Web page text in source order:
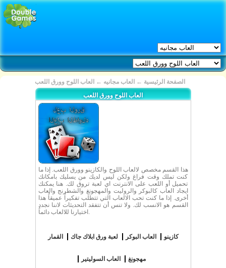
الصفحة الرئيسية ← العاب مجانيه ←
العاب اللوح وورق اللعب
العاب اللوح وورق اللعب
هذا القسم مخصص لالعاب اللوح والكازينو وورق اللعب. إذا ما
كنت تملك وقت فراغ ولكن ليس لديك من يسليك بامكانك
تحميل أو اللعب على الانترنت اي لعبة تروق لك. هنا يمكنك
ايجاد العاب كالبوكر والروليت والمهجونغ والشطرنج والعاب
أخرى. إذا ما كنت تحب الالعاب التي تتطلب تفكيراُ عميقاُ هذا
القسم هو الانسب لك. ولا تنس أن تتفقد التحديثات لاننا نجدد
اختيارنا للالعاب دائماُ.
القمار لعبة ورق ابلاك جاك العاب البوكر كازينو
العاب السوليتير مهجونغ